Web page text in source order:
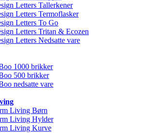
Letters Tallerkener
Letters Termoflasker
Letters To Go
Letters Tritan & Ecozen
Letters Nedsatte vare
1000 brikker
500 brikker
nedsatte vare
Living Børn
Living Hylder
Living Kurve